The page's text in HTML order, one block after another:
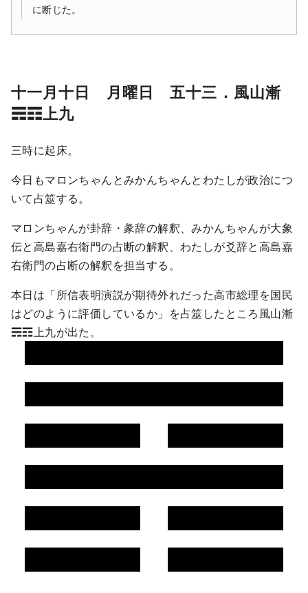
に断じた。
十一月十日 月曜日 五十三．風山漸
☴☶上九
三時に起床。
今日もマロンちゃんとみかんちゃんとわたしが政治につ
いて占筮する。
マロンちゃんが卦辞・彖辞の解釈、みかんちゃんが大象
伝と高島嘉右衛門の占断の解釈、わたしが爻辞と高島嘉
右衛門の占断の解釈を担当する。
本日は「所信表明演説が期待外れだった高市総理を国民
はどのように評価しているか」を占筮したところ風山漸
☴☶上九が出た。